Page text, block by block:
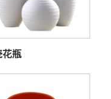
花瓶